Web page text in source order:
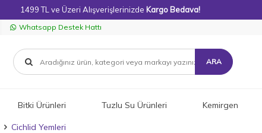
1499 TL ve Üzeri Alışverişlerinizde Kargo Bedava!
Whatsapp Destek Hattı
ARA
Bitki Ürünleri Tuzlu Su Ürünleri Kemirgen
Cichlid Yemleri